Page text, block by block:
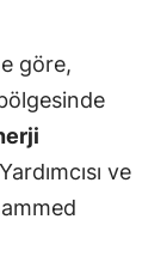
Elazığ
göre,
ve